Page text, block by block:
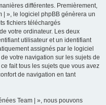
différentes. Premièrement,
| », le logiciel phpBB génèrera un
fichiers téléchargés
votre ordinateur. Les deux
utilisateur et un identifiant
assignés par le logiciel
votre navigation sur les sujets de
fait tous les sujets que vous avez
de navigation en tant
Team | », nous pouvons